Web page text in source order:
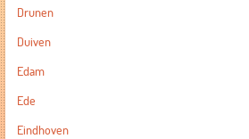
Drunen
Duiven
Edam
Ede
Eindhoven